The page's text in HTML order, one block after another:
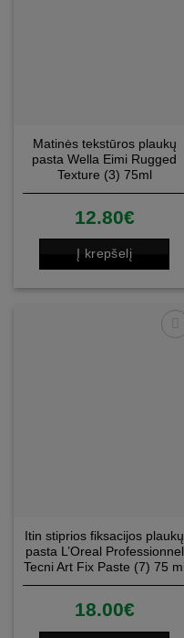
Matinės tekstūros plaukų
pasta Wella Eimi Rugged
Texture (3) 75ml
12.80€
Į krepšelį
Itin stiprios fiksacijos plaukų
pasta L’Oreal Professionnel
Tecni Art Fix Paste (7) 75 ml
18.00€